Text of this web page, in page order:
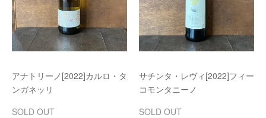
アナトリーノ[2022]カルロ・タ
ンガネッリ
SOLD OUT
サチンタ・レヴィ[2022]フィー
コモンタニーノ
SOLD OUT